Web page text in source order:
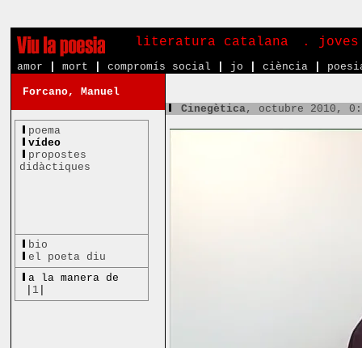
literatura catalana .
amor mort compromís social jo ciència
Forcano, Manuel
poema
vídeo
propostes
didàctiques
bio
el poeta diu
a la manera de
1
Cinegètica, octubre 2010,